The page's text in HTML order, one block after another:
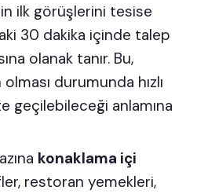
ilk görüşlerini tesise
30 dakika içinde talep
olanak tanır. Bu,
durumunda hızlı
geçilebileceği anlamına
konaklama içi
restoran yemekleri,